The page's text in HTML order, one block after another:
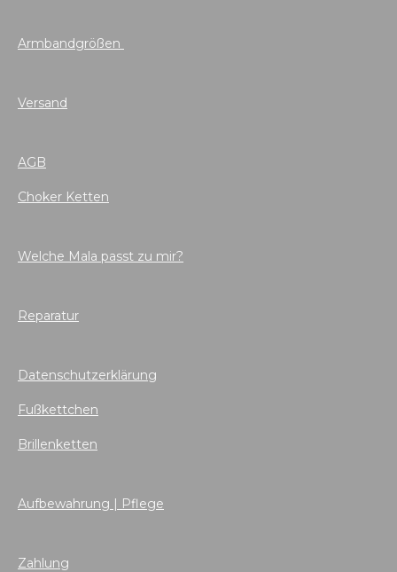
Armbandgrößen
Versand
AGB
Choker Ketten
Welche Mala passt zu mir?
Reparatur
Datenschutzerklärung
Fußkettchen
Brillenketten
Aufbewahrung | Pflege
Zahlung